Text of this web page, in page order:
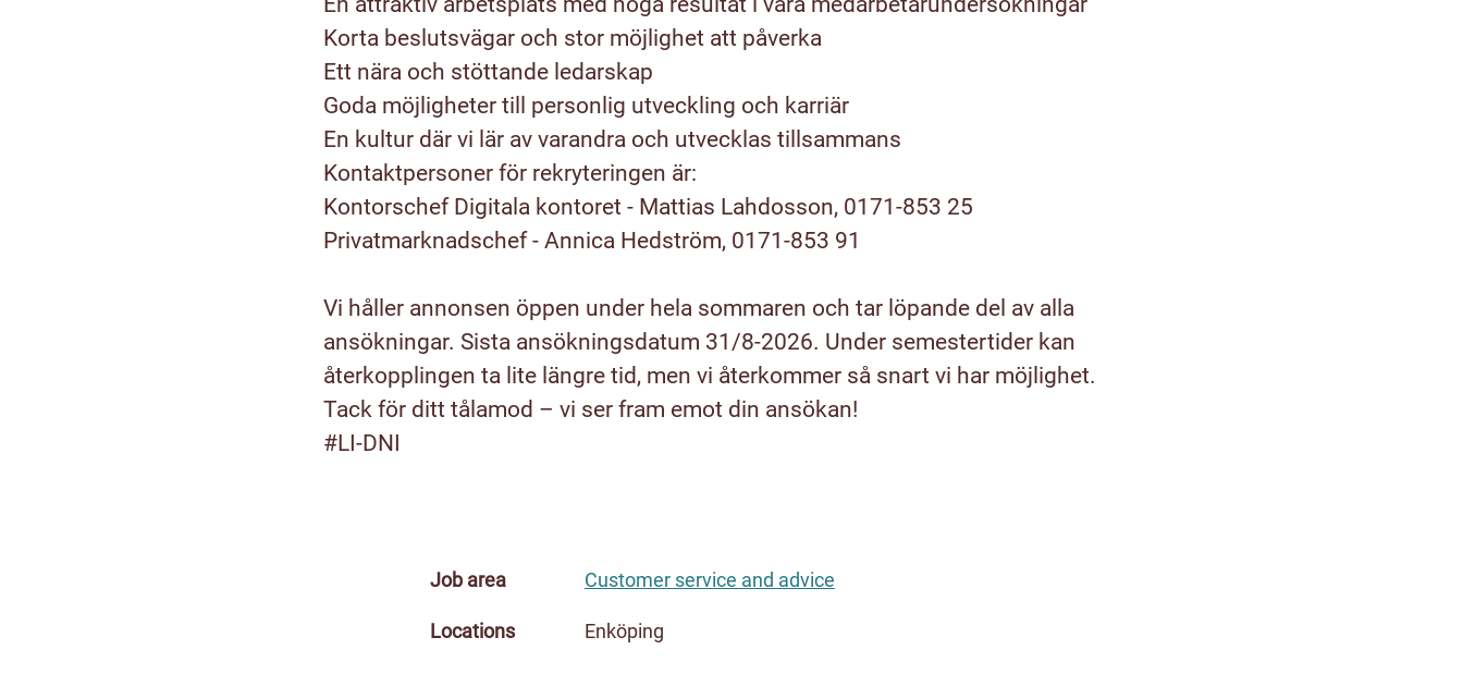
Korta beslutsvägar och stor möjlighet att påverka
Ett nära och stöttande ledarskap
Goda möjligheter till personlig utveckling och karriär
En kultur där vi lär av varandra och utvecklas tillsammans
Kontaktpersoner för rekryteringen är:
Kontorschef Digitala kontoret - Mattias Lahdosson, 0171-853 25
Privatmarknadschef - Annica Hedström, 0171-853 91
Vi håller annonsen öppen under hela sommaren och tar löpande del av alla
ansökningar. Sista ansökningsdatum 31/8-2026. Under semestertider kan
återkopplingen ta lite längre tid, men vi återkommer så snart vi har möjlighet.
Tack för ditt tålamod – vi ser fram emot din ansökan!
#LI-DNI
Job area Customer service and advice
Locations Enköping